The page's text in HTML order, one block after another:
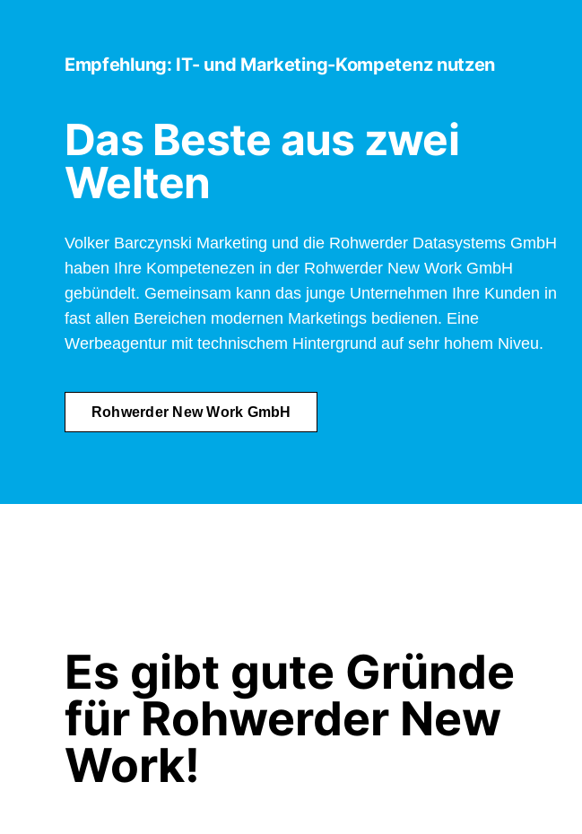
Empfehlung: IT- und Marketing-Kompetenz nutzen
Das Beste aus zwei
Welten
Volker Barczynski Marketing und die Rohwerder Datasystems GmbH
haben Ihre Kompetenezen in der Rohwerder New Work GmbH
gebündelt. Gemeinsam kann das junge Unternehmen Ihre Kunden in
fast allen Bereichen modernen Marketings bedienen. Eine
Werbeagentur mit technischem Hintergrund auf sehr hohem Niveu.
Rohwerder New Work GmbH
Es gibt gute Gründe
für Rohwerder New
Work!